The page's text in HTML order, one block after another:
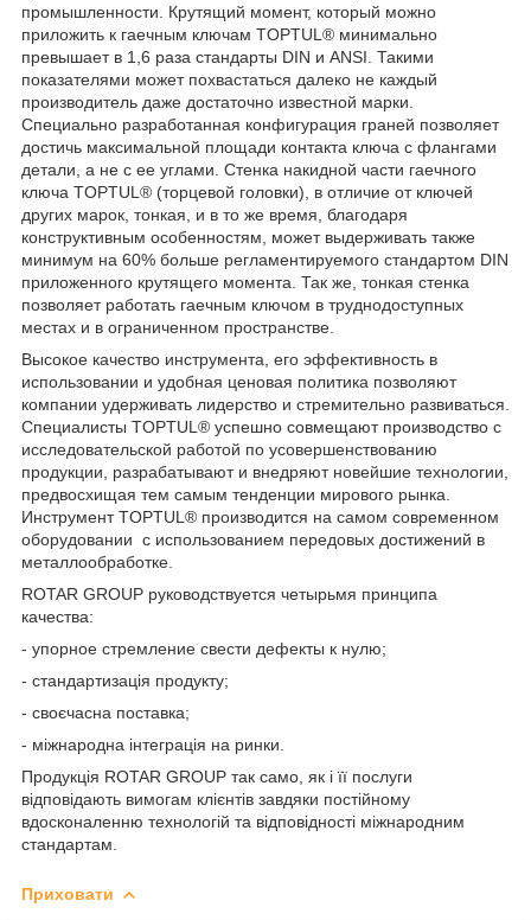
промышленности. Крутящий момент, который можно
приложить к гаечным ключам TOPTUL® минимально
превышает в 1,6 раза стандарты DIN и ANSI. Такими
показателями может похвастаться далеко не каждый
производитель даже достаточно известной марки.
Специально разработанная конфигурация граней позволяет
достичь максимальной площади контакта ключа с флангами
детали, а не с ее углами. Стенка накидной части гаечного
ключа TOPTUL® (торцевой головки), в отличие от ключей
других марок, тонкая, и в то же время, благодаря
конструктивным особенностям, может выдерживать также
минимум на 60% больше регламентируемого стандартом DIN
приложенного крутящего момента. Так же, тонкая стенка
позволяет работать гаечным ключом в труднодоступных
местах и в ограниченном пространстве.
Высокое качество инструмента, его эффективность в
использовании и удобная ценовая политика позволяют
компании удерживать лидерство и стремительно развиваться.
Специалисты TOPTUL® успешно совмещают производство с
исследовательской работой по усовершенствованию
продукции, разрабатывают и внедряют новейшие технологии,
предвосхищая тем самым тенденции мирового рынка.
Инструмент TOPTUL® производится на самом современном
оборудовании с использованием передовых достижений в
металлообработке.
ROTAR GROUP руководствуется четырьмя принципа
качества:
- упорное стремление свести дефекты к нулю;
- стандартизація продукту;
- своєчасна поставка;
- міжнародна інтеграція на ринки.
Продукція ROTAR GROUP так само, як і її послуги
відповідають вимогам клієнтів завдяки постійному
вдосконаленню технологій та відповідності міжнародним
стандартам.
Приховати